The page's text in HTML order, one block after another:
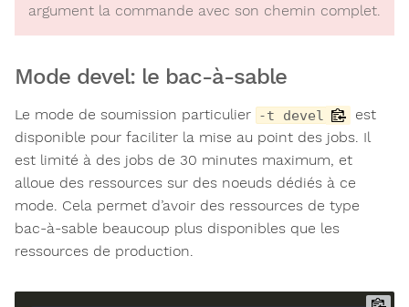
argument la commande avec son chemin complet.
Mode devel: le bac-à-sable
Le mode de soumission particulier -t devel
est
disponible pour faciliter la mise au point des jobs. Il
est limité à des jobs de 30 minutes maximum, et
alloue des ressources sur des noeuds dédiés à ce
mode. Cela permet d’avoir des ressources de type
bac-à-sable beaucoup plus disponibles que les
ressources de production.